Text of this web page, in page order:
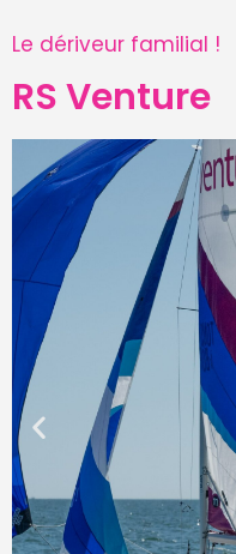
Le dériveur familial !
RS Venture